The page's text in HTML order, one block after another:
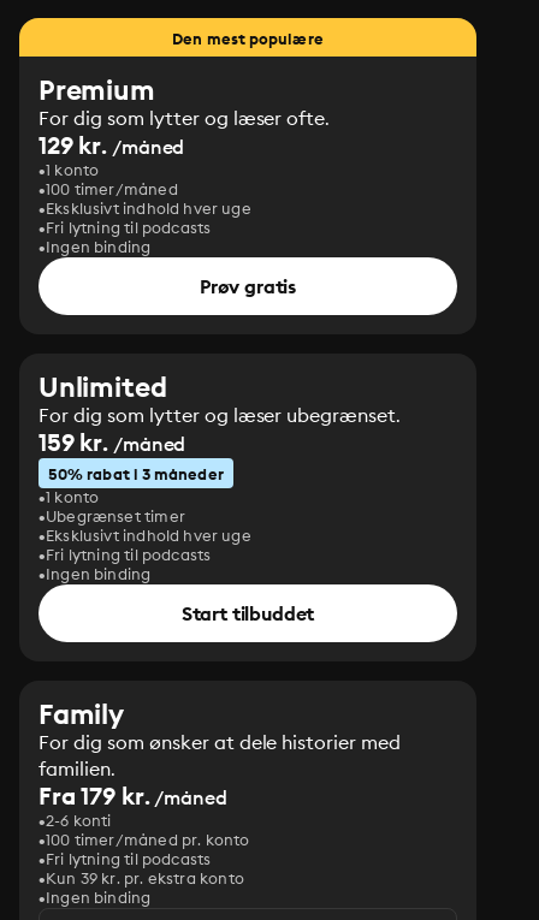
Den mest populære
Premium
For dig som lytter og læser ofte.
129 kr. /måned
1 konto
100 timer/måned
Eksklusivt indhold hver uge
Fri lytning til podcasts
Ingen binding
Prøv gratis
Unlimited
For dig som lytter og læser ubegrænset.
159 kr. /måned
50% rabat i 3 måneder
1 konto
Ubegrænset timer
Eksklusivt indhold hver uge
Fri lytning til podcasts
Ingen binding
Start tilbuddet
Family
For dig som ønsker at dele historier med
familien.
Fra 179 kr./måned
2-6 konti
100 timer/måned pr. konto
Fri lytning til podcasts
Kun 39 kr. pr. ekstra konto
Ingen binding